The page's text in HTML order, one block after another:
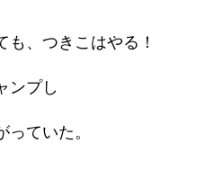
、つきこはやる！
ンプし
ていた。